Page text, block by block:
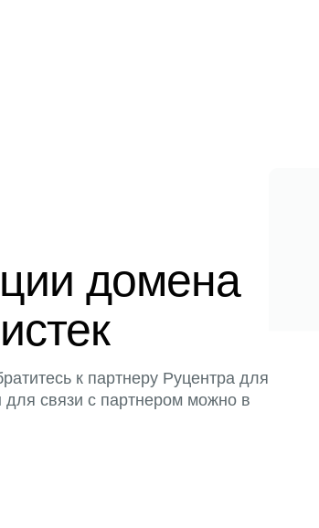
домена
к партнеру Руцентра для
для связи с партнером можно в